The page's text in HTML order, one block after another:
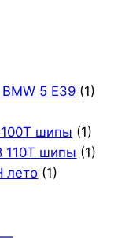
5 E39 (1)
шипы (1)
110T шипы (1)
лето (1)